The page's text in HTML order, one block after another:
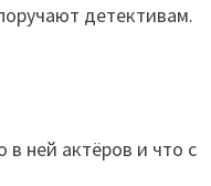
детективам.